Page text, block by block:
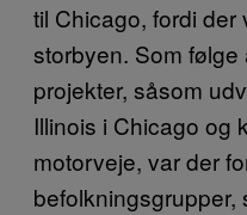
til Chicago, fordi der
storbyen. Som
projekter, såsom
Illinois i Chicago og
motorveje, var der